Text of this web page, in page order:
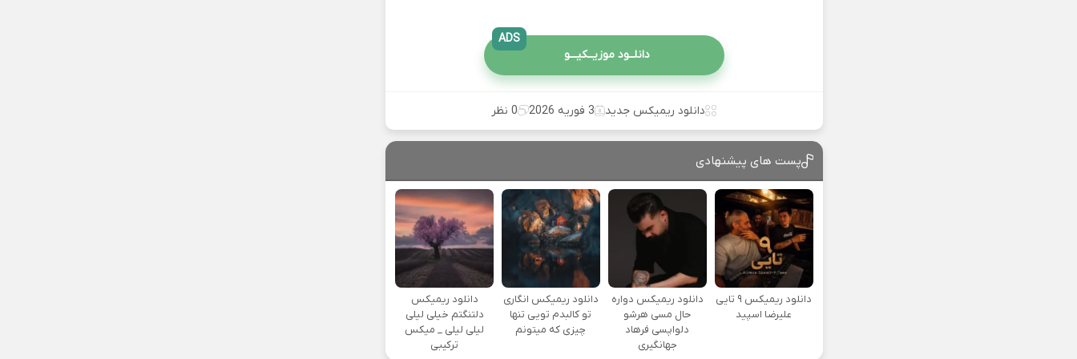
دانلــود موزیــکیـــو
ADS
دانلود ریمیکس جدید 3 فوریه 2026 0 نظر
پست های پیشنهادی
دانلود ریمیکس ۹ تایی
علیرضا اسپید
دانلود ریمیکس دواره
حال مسی هرشو
دلواپسی فرهاد
جهانگیری
دانلود ریمیکس انگاری
تو کالبدم تویی تنها
چیزی که میتونم
دانلود ریمیکس
دلتنگتم خیلی لیلی
لیلی لیلی _ میکس
ترکیبی